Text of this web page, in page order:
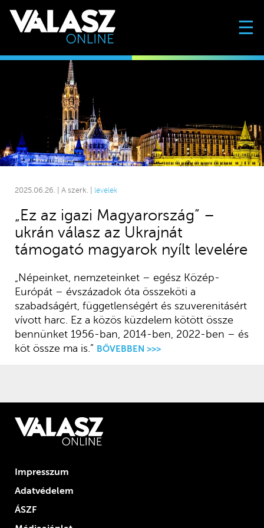
☰
2025.06.26. | A szerk. | levelek
„Ez az igazi Magyarország” –
ukrán válasz az Ukrajnát
támogató magyarok nyílt levelére
„Népeinket, nemzeteinket – egész Közép-
Európát – évszázadok óta összeköti a
szabadságért, függetlenségért és szuverenitásért
vívott harc. Ez a közös küzdelem kötött össze
bennünket 1956-ban, 2014-ben, 2022-ben – és
köt össze ma is.” BŐVEBBEN >>>
Impresszum
Adatvédelem
ÁSZF